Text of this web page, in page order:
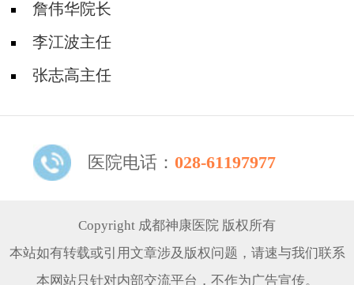
詹伟华院长
李江波主任
张志高主任
医院电话： 028-61197977
Copyright 成都神康医院 版权所有
本站如有转载或引用文章涉及版权问题，请速与我们联系
本网站只针对内部交流平台，不作为广告宣传。